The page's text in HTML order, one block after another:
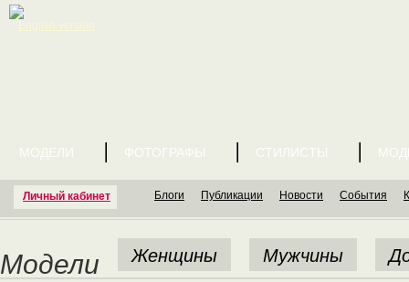
Личный кабинет
МОДЕЛИ ФОТОГРАФЫ СТИЛИСТЫ
Блоги Публикации Новости События
Модели Женщины Мужчины